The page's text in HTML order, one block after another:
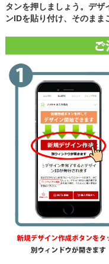
タンを押しましょう。デザ
ンIDを貼り付け、そのまま